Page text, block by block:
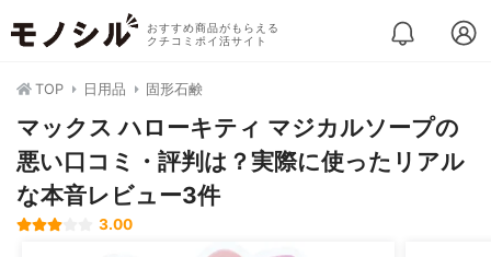
おすすめ商品がもらえる
クチコミポイ活サイト
TOP 日用品 固形石鹸
マックス ハローキティ マジカルソープの
悪い口コミ・評判は？実際に使ったリアル
な本音レビュー3件
3.00